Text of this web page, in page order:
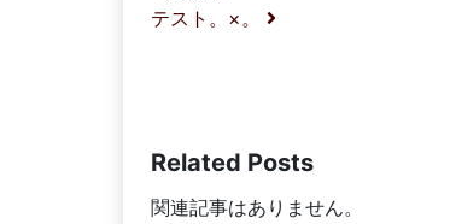
テスト。×。
Related Posts
関連記事はありません。